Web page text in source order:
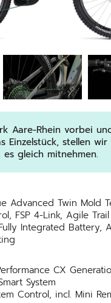
Aare-Rhein vorbei
Einzelstück, stellen
gleich mitnehmen.
Advanced Twin Mold
FSP 4-Link, Agile
Integrated Battery,
CX
System
Control, incl. Mini